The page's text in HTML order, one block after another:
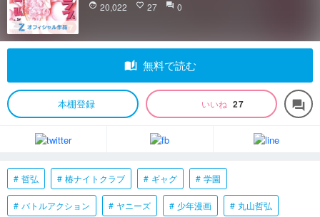
face 20,022 favorite_border 27 question_answer 0
auto_stories 無料で読む
本棚登録 いいね 27 forum
哲弘 椿ナイトクラブ ギャグ 学園
バトルアクション ヤニーズ 少年漫画 丸山哲弘